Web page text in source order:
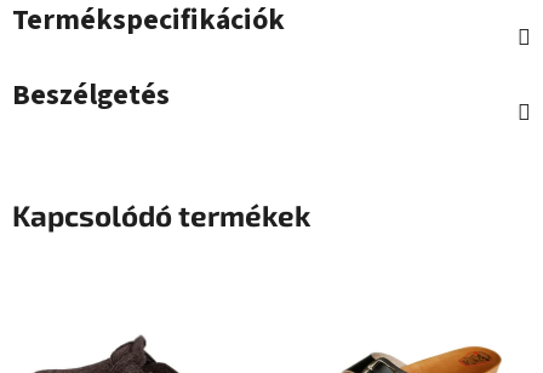
Termékspecifikációk
Beszélgetés
Kapcsolódó termékek